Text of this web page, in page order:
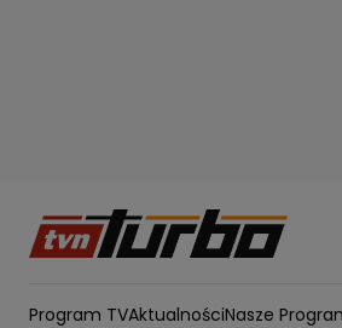
Program TVAktualnościNasze